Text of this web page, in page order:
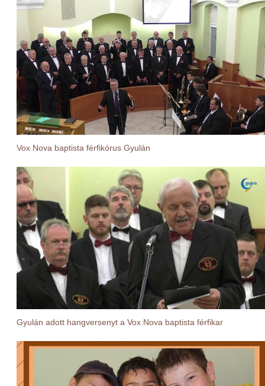
Vox Nova baptista férfikórus Gyulán
Gyulán adott hangversenyt a Vox Nova baptista férfikar